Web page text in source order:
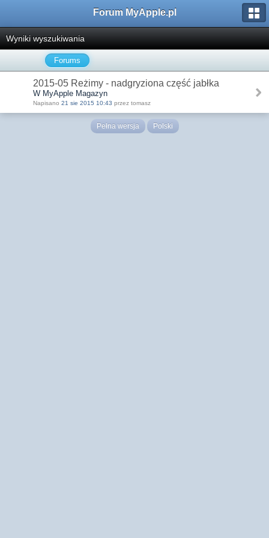
Forum MyApple.pl
Wyniki wyszukiwania
Forums
2015-05 Reżimy - nadgryziona część jabłka
W MyApple Magazyn
Napisano 21 sie 2015 10:43 przez tomasz
Pełna wersja Polski